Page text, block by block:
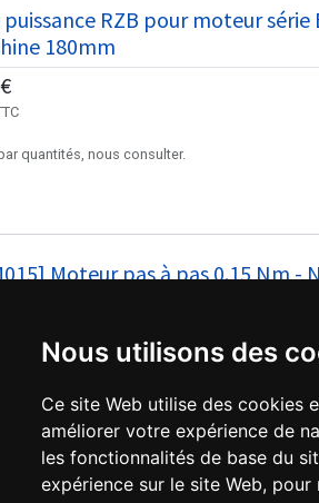
Nous utilisons des
Ce site Web utilise des cookies
améliorer votre expérience de
les fonctionnalités de base du
expérience sur le site Web, pour
RZB pour moteur série
180mm
€
quantités, nous consulter.
Moteur pas à pas 0.15 Nm -
quantités, nous consulter.